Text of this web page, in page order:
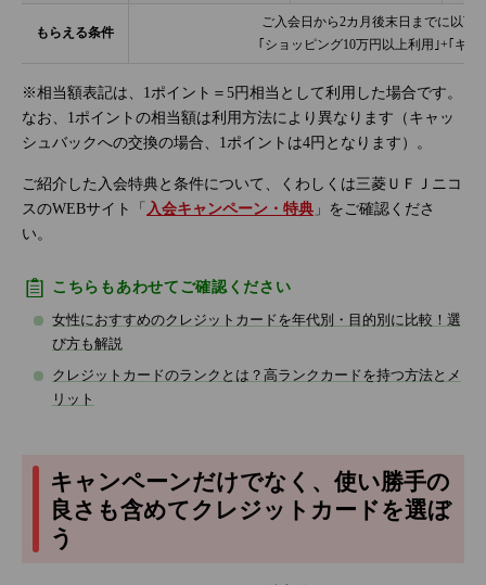
もらえる条件
ご入会日から2カ月後末日までに以下
｢ショッピング10万円以上利用｣+｢キャ
※相当額表記は、1ポイント＝5円相当として利用した場合です。
なお、1ポイントの相当額は利用方法により異なります（キャッ
シュバックへの交換の場合、1ポイントは4円となります）。
ご紹介した入会特典と条件について、くわしくは三菱ＵＦＪニコ
スのWEBサイト「 入会キャンペーン・特典 」をご確認くださ
い。
こちらもあわせてご確認ください
女性におすすめのクレジットカードを年代別・目的別に比較！選
び方も解説
クレジットカードのランクとは？高ランクカードを持つ方法とメ
リット
キャンペーンだけでなく、使い勝手の
良さも含めてクレジットカードを選ぼ
う